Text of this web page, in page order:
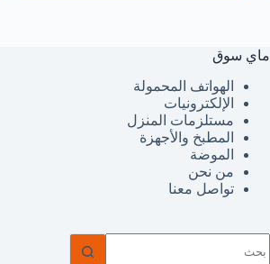
ماي سوق
الهواتف المحمولة
الإلكترونيات
مستلزمات المنزل
المطبخ والأجهزة
الموضة
من نحن
تواصل معنا
توجد